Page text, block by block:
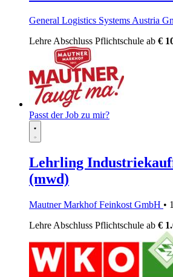
General Logistics Systems Austria
Lehre Abschluss Pflichtschule ab €
Passt der Job zu mir?
Lehrling
(mwd)
Mautner Markhof Feinkost GmbH •
Lehre Abschluss Pflichtschule ab €